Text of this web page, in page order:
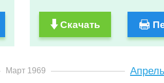
Скачать
Март 1969